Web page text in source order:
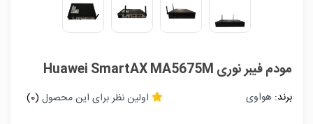
مودم فیبر نوری Huawei SmartAX MA5675M
برند: هواوی اولین نظر برای این محصول (0)